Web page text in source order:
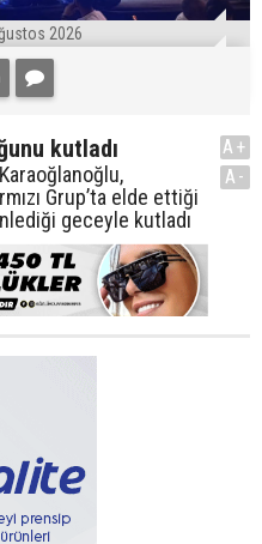
2026
kutladı
Grup’ta elde ettiği
geceyle kutladı
A+
A-